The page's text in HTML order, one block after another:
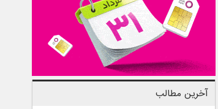
آخرین مطالب